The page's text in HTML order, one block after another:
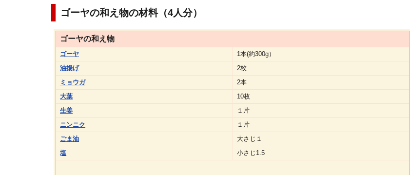
ゴーヤの和え物の材料（4人分）
ゴーヤの和え物
ゴーヤ
1本(約300g）
油揚げ
2枚
ミョウガ
2本
大葉
10枚
生姜
１片
ニンニク
１片
ごま油
大さじ１
塩
小さじ1.5